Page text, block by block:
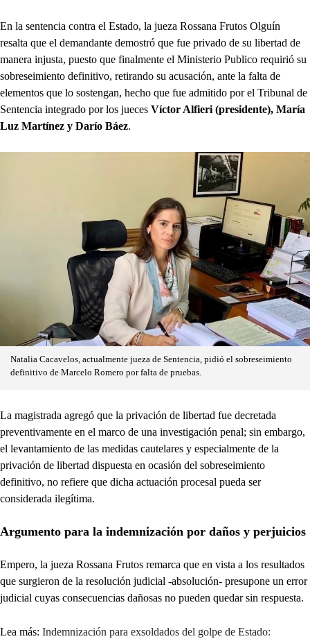
En la sentencia contra el Estado, la jueza Rossana Frutos Olguín
resalta que el demandante demostró que fue privado de su libertad de
manera injusta, puesto que finalmente el Ministerio Publico requirió su
sobreseimiento definitivo, retirando su acusación, ante la falta de
elementos que lo sostengan, hecho que fue admitido por el Tribunal de
Sentencia integrado por los jueces Víctor Alfieri (presidente), María
Luz Martínez y Darío Báez.
Natalia Cacavelos, actualmente jueza de Sentencia, pidió el sobreseimiento
definitivo de Marcelo Romero por falta de pruebas.
La magistrada agregó que la privación de libertad fue decretada
preventivamente en el marco de una investigación penal; sin embargo,
el levantamiento de las medidas cautelares y especialmente de la
privación de libertad dispuesta en ocasión del sobreseimiento
definitivo, no refiere que dicha actuación procesal pueda ser
considerada ilegítima.
Argumento para la indemnización por daños y perjuicios
Empero, la jueza Rossana Frutos remarca que en vista a los resultados
que surgieron de la resolución judicial -absolución- presupone un error
judicial cuyas consecuencias dañosas no pueden quedar sin respuesta.
Lea más: Indemnización para exsoldados del golpe de Estado: